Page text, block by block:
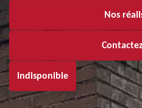
Nos
indisponible